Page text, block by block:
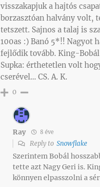
visszakapjuk a hajtós
borzasztóan halvány volt,
tetszett. Sajnos a talaj is
100as :) Banó 5*!! Nagyot
fejlődik tovább. King-
Supka: érthetetlen volt
cserével… CS. A. K.
0
Ray 8 éve
Reply to Snowflake
Szerintem Bobál
tette azt Nagy Geri is.
könnyen elpasszolni a